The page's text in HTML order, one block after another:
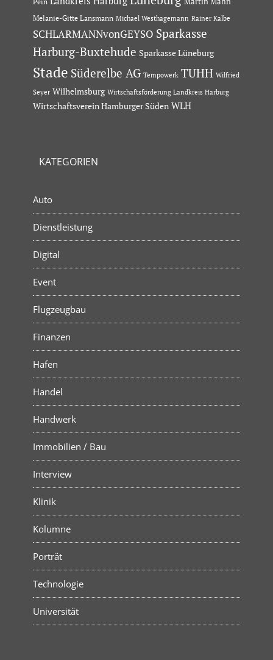
Melanie-Gitte Lansmann Michael Westhagemann Rainer Kalbe
SCHLARMANNvonGEYSO Sparkasse
Harburg-Buxtehude Sparkasse Lüneburg
Stade Süderelbe AG Tempowerk TUHH Wilfried
Seyer Wilhelmsburg Wirtschaftsförderung Landkreis Harburg
Wirtschaftsverein Hamburger Süden WLH
KATEGORIEN
Auto
Dienstleistung
Digital
Event
Flugzeugbau
Finanzen
Hafen
Handel
Handwerk
Immobilien / Bau
Interview
Klinik
Kolumne
Porträt
Technologie
Universität